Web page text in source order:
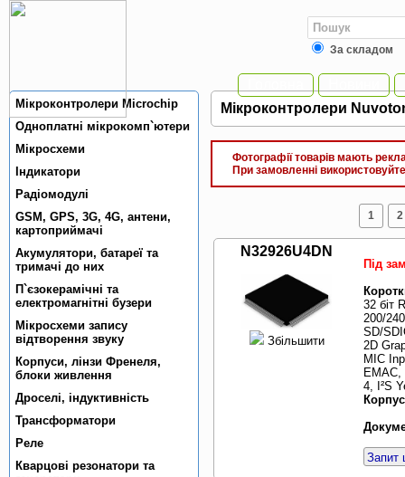
За складом
Мiкроконтролери Microchip
Одноплатнi мiкрокомп`ютери
Мiкросхеми
Індикатори
Радiомодулi
GSM, GPS, 3G, 4G, антени,
картоприймачi
Акумулятори, батареї та
тримачi до них
П`єзокерамiчнi та
електромагнiтнi бузери
Мікросхеми запису
відтворення звуку
Корпуси, лiнзи Френеля,
блоки живлення
Дроселi, iндуктивнiсть
Трансформатори
Реле
Кварцовi резонатори та
Мiкроконтролери
Фотографії товарів мають
При замовленні
1 2
N32926U4DN
Збільшити
Під
32 біт
200/
SD/
2D
MIC
4, I²S
Запит